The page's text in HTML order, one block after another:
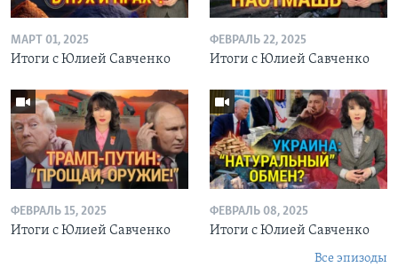
МАРТ 01, 2025
Итоги с Юлией Савченко
ФЕВРАЛЬ 22, 2025
Итоги с Юлией Савченко
ФЕВРАЛЬ 15, 2025
Итоги с Юлией Савченко
ФЕВРАЛЬ 08, 2025
Итоги с Юлией Савченко
Все эпизоды